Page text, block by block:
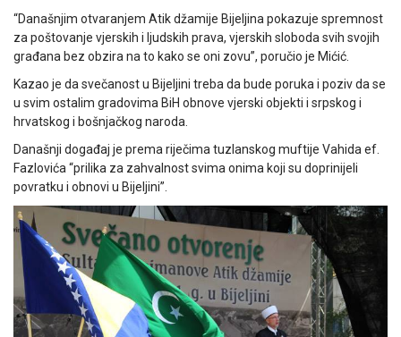
“Današnjim otvaranjem Atik džamije Bijeljina pokazuje spremnost
za poštovanje vjerskih i ljudskih prava, vjerskih sloboda svih svojih
građana bez obzira na to kako se oni zovu”, poručio je Mićić.
Kazao je da svečanost u Bijeljini treba da bude poruka i poziv da se
u svim ostalim gradovima BiH obnove vjerski objekti i srpskog i
hrvatskog i bošnjačkog naroda.
Današnji događaj je prema riječima tuzlanskog muftije Vahida ef.
Fazlovića “prilika za zahvalnost svima onima koji su doprinijeli
povratku i obnovi u Bijeljini”.